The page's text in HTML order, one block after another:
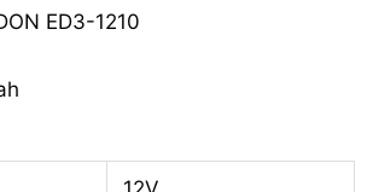
ED3-1210